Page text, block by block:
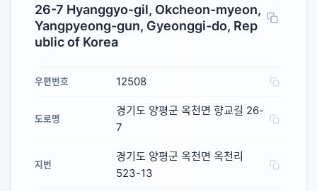
26-7 Hyanggyo-gil, Okcheon-myeon,
Yangpyeong-gun, Gyeonggi-do, Rep
ublic of Korea
우편번호 12508
도로명
경기도 양평군 옥천면 향교길 26-
7
지번
경기도 양평군 옥천면 옥천리
523-13